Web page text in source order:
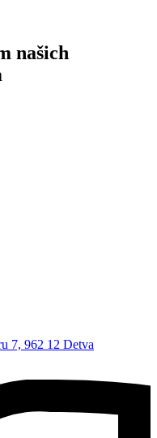
našich
7, 962 12 Detva